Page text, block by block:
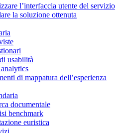
l’interfaccia utente del servizio
la soluzione ottenuta
usabilità
di mappatura dell’esperienza
documentale
benchmark
euristica